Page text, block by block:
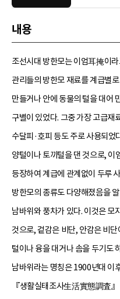
내용
조선시대 방한모는 이엄耳掩이
관리들의 방한모 재료를 계급별
만들거나 안에 동물의 털을 대어
구별이 있었다. 그중 가장 고급
수달피·호피 등도 주로 사용되었
양털이나 토끼털을 댄 것으로, 이
등장하여 계급에 관계없이 두루
방한모의 종류도 다양해졌음을
남바위와 풍차가 있다. 이것은 모
것으로, 겉감은 비단, 안감은 비
털이나 융을 대거나 솜을 두기도
남바위라는 명칭은 1900년대 이
『생활실태조사生活實態調査